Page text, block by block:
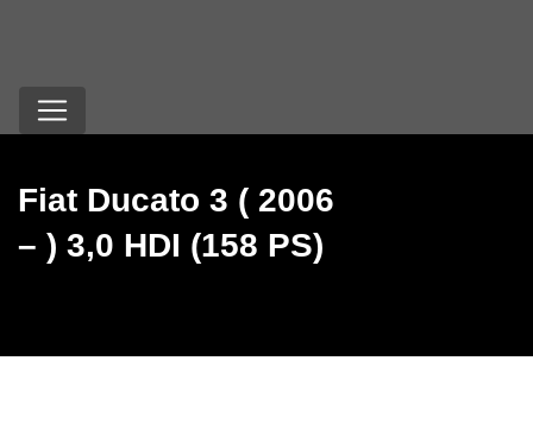
Fiat Ducato 3 ( 2006
– ) 3,0 HDI (158 PS)